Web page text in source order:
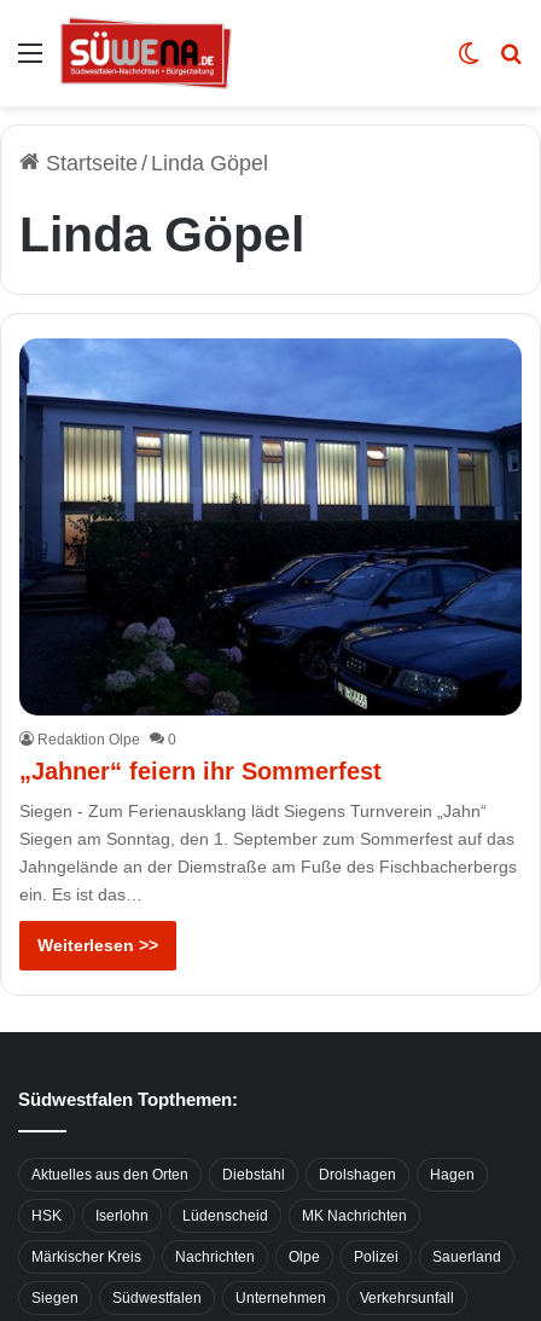
Auswahl Skin
Startseite/ Linda Göpel
Linda Göpel
Redaktion Olpe 0
„Jahner“ feiern ihr Sommerfest
Siegen - Zum Ferienausklang lädt Siegens Turnverein „Jahn“
Siegen am Sonntag, den 1. September zum Sommerfest auf das
Jahngelände an der Diemstraße am Fuße des Fischbacherbergs
ein. Es ist das…
Weiterlesen >>
Südwestfalen Topthemen:
Aktuelles aus den Orten Diebstahl Drolshagen Hagen
HSK Iserlohn Lüdenscheid MK Nachrichten
Märkischer Kreis Nachrichten Olpe Polizei Sauerland
Siegen Südwestfalen Unternehmen Verkehrsunfall